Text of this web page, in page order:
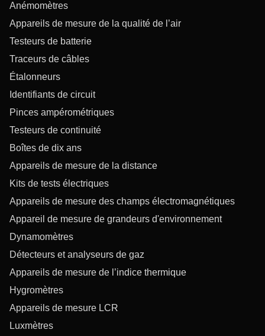
Anémomètres
Appareils de mesure de la qualité de l’air
Testeurs de batterie
Traceurs de câbles
Étalonneurs
Identifiants de circuit
Pinces ampérométriques
Testeurs de continuité
Boîtes de dix ans
Appareils de mesure de la distance
Kits de tests électriques
Appareils de mesure des champs électromagnétiques
Appareil de mesure de grandeurs d'environnement
Dynamomètres
Détecteurs et analyseurs de gaz
Appareils de mesure de l’indice thermique
Hygromètres
Appareils de mesure LCR
Luxmètres